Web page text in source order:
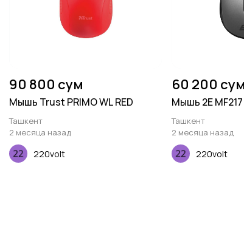
90 800 сум
Мышь Trust PRIMO WL RED
Ташкент
2 месяца назад
220volt
60 200 сум
Мышь 2E
Ташкент
2 месяца назад
220volt